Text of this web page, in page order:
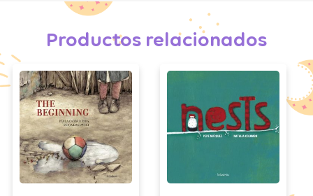
Productos relacionados